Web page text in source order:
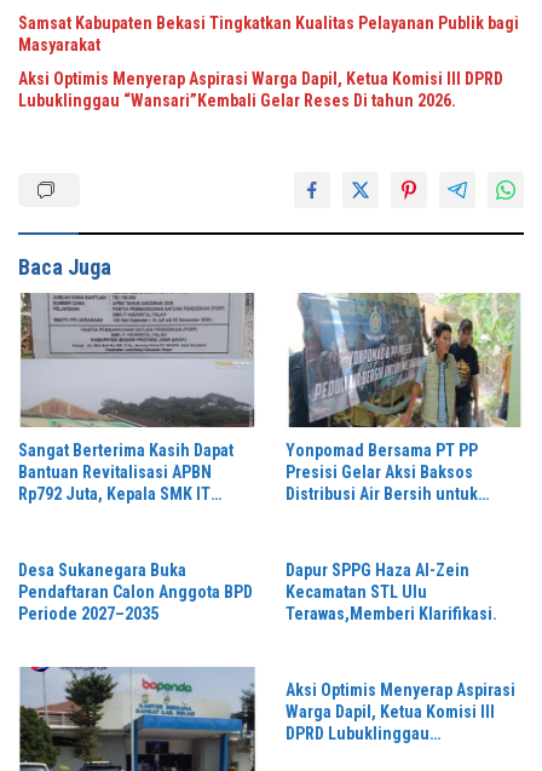
Samsat Kabupaten Bekasi Tingkatkan Kualitas Pelayanan Publik bagi
Masyarakat
Aksi Optimis Menyerap Aspirasi Warga Dapil, Ketua Komisi III DPRD
Lubuklinggau “Wansari”Kembali Gelar Reses Di tahun 2026.
Baca Juga
Sangat Berterima Kasih Dapat
Bantuan Revitalisasi APBN
Rp792 Juta, Kepala SMK IT
Yonpomad Bersama PT PP
Presisi Gelar Aksi Baksos
Distribusi Air Bersih untuk
Desa Sukanegara Buka
Pendaftaran Calon Anggota BPD
Periode 2027–2035
Dapur SPPG Haza Al-Zein
Kecamatan STL Ulu
Terawas,Memberi Klarifikasi.
Aksi Optimis Menyerap Aspirasi
Warga Dapil, Ketua Komisi III
DPRD Lubuklinggau